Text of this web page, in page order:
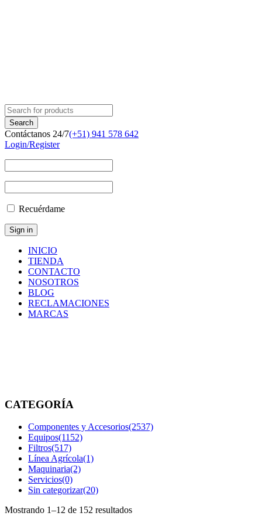
Contáctanos 24/7(+51) 941 578 642
Login/Register
Recuérdame
INICIO
TIENDA
CONTACTO
NOSOTROS
BLOG
RECLAMACIONES
MARCAS
CATEGORÍA
Componentes y Accesorios(2537)
Equipos(1152)
Filtros(517)
Línea Agrícola(1)
Maquinaria(2)
Servicios(0)
Sin categorizar(20)
Mostrando 1–12 de 152 resultados